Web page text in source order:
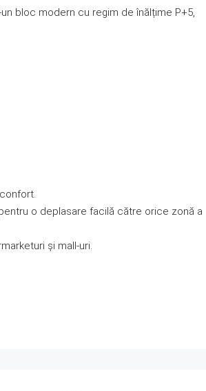
bloc modern cu regim de înălțime P+5,
o deplasare facilă către orice zonă a
și mall-uri.